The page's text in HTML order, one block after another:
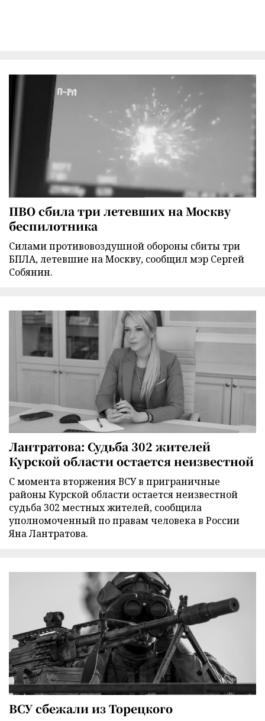
ПВО сбила три летевших на Москву
беспилотника
Силами противовоздушной обороны сбиты три
БПЛА, летевшие на Москву, сообщил мэр Сергей
Собянин.
Лантратова: Судьба 302 жителей
Курской области остается неизвестной
С момента вторжения ВСУ в приграничные
районы Курской области остается неизвестной
судьба 302 местных жителей, сообщила
уполномоченный по правам человека в России
Яна Лантратова.
ВСУ сбежали из Торецкого